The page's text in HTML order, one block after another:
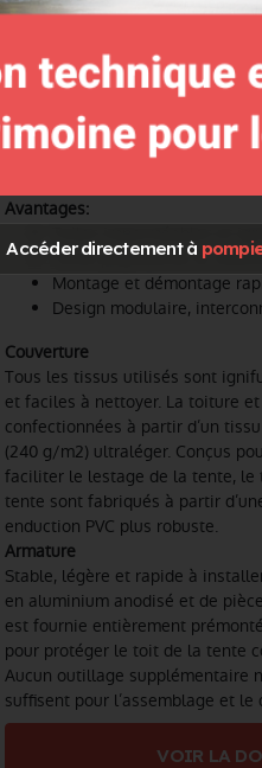
Accéder directement à
que les ressources sont rares,
déploiement sont primordiales.
de LANCO apportent une solution
interventions d’urgence.
aux normes de qualité et de
tentes FRZ peuvent être reliées
de jonction et de bandes
Avantages:
Tente polyvalente et
Montage et démontage
Design modulaire,
Couverture
Tous les tissus utilisés sont
et faciles à nettoyer. La toiture
confectionnées à partir d’un
(240 g/m2) ultraléger. Conçus
faciliter le lestage de la tente, le
tente sont fabriqués à partir
enduction PVC plus robuste.
Armature
Stable, légère et rapide à
en aluminium anodisé et de
est fournie entièrement
pour protéger le toit de la tente
Aucun outillage supplémentaire
suffisent pour l’assemblage et le
VOIR LA